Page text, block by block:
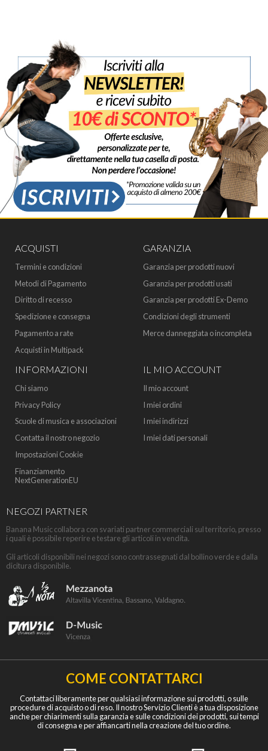
ACQUISTI
Termini e condizioni
Metodi di Pagamento
Diritto di recesso
Spedizione e consegna
Pagamento a rate
Acquisti in Multipack
GARANZIA
Garanzia per prodotti nuovi
Garanzia per prodotti usati
Garanzia per prodotti Ex-Demo
Condizioni degli strumenti
Merce danneggiata o incompleta
INFORMAZIONI
Chi siamo
Privacy Policy
Scuole di musica e associazioni
Contatta il nostro negozio
Impostazioni Cookie
Finanziamento
NextGenerationEU
IL MIO ACCOUNT
Il mio account
I miei ordini
I miei indirizzi
I miei dati personali
NEGOZI PARTNER
Banana Music collabora con svariati partner commerciali sul territorio, presso
i quali è possibile reperire e testare gli articoli in vendita.
Gli articoli disponibili nei negozi sono contrassegnati dal bollino verde e dalla
dicitura disponibile.
COME CONTATTARCI
Contattaci liberamente per qualsiasi informazione sui prodotti, o sulle
procedure di acquisto o di reso. Il nostro Servizio Clienti è a tua disposizione
anche per chiarimenti sulla garanzia e sulle condizioni dei prodotti, sui tempi
di consegna e per affiancarti nella creazione del tuo ordine.